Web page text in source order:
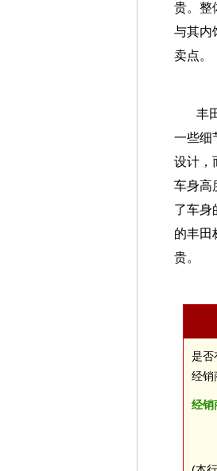
贵。整
与其内
卖点。
丰
一些细
设计，
车身高
了车身
的丰田
贵。
是否
经销
经销